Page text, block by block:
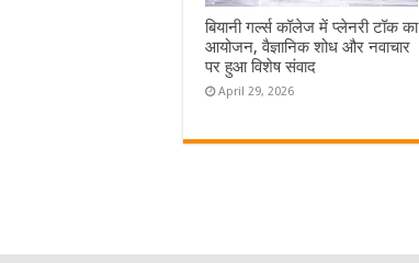
बियानी गर्ल्स कॉलेज में प्लेनरी टॉक का
आयोजन, वैज्ञानिक शोध और नवाचार
पर हुआ विशेष संवाद
April 29, 2026